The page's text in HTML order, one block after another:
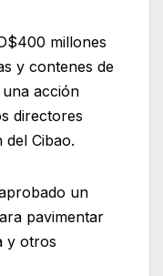
millones
y contenes de
acción
directores
del Cibao.
un
pavimentar
y otros